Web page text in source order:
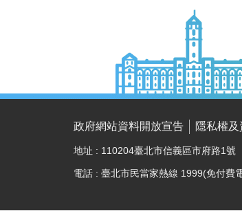
政府網站資料開放宣告 隱私權
地址 : 110204臺北市信義區市府路1號
電話 : 臺北市民當家熱線 1999(免付費